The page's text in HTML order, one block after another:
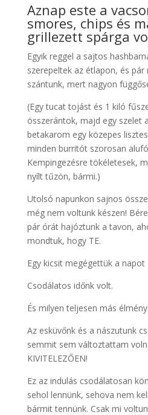
Aznap este a
smores, chips és
grillezett spárga
Egyik reggel a sajtos
szerepeltek az étlapon, és
szántunk, mert nagyon
(Egy tucat tojást és 1 kiló
összerántok, majd egy szelet
betakarom egy közepes
minden burritót szorosan
Kempingezésre tökéletesek,
nyílt tűzön, bármi.)
Utolsó napunkon sajnos
még nem voltunk készen!
pár órát hajóztunk a tavon,
mondtuk, hogy TE.
Egy kicsit megégettük a napot
Csodálatos időnk volt.
És milyen teljesen más
Az esküvőnk és a nászutunk
semmit sem változtattam
KIVITELEZŐEN!
Ez az indulás csodálatosan
sehol lennünk, sehova nem
bármit tennünk. Csak mi